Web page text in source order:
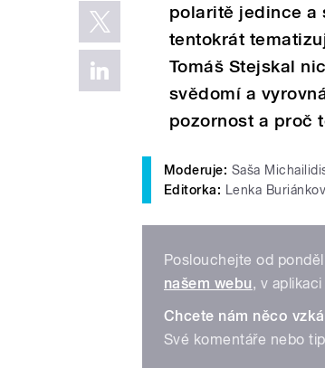
polaritě jedince a
tentokrát
Tomáš Stejskal
svědomí a
pozornost a proč
Moderuje: Saša
Editorka: Lenka
Poslouchejte od
našem webu, v aplikaci
Chcete nám něco
Své komentáře nebo